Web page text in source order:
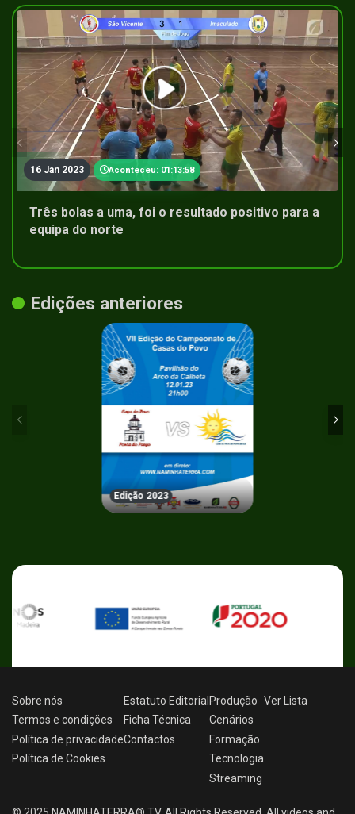
16 Jan 2023 Aconteceu: 01:13:58
Três bolas a uma, foi o resultado positivo para a
equipa do norte
Edições anteriores
Edição 2023
Sobre nós
Termos e condições
Política de privacidade
Política de Cookies
Estatuto Editorial
Ficha Técnica
Contactos
Produção
Cenários
Formação
Tecnologia
Streaming
Ver Lista